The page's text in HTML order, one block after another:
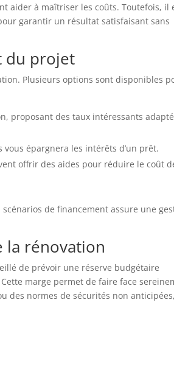
aider à maîtriser les coûts. Toutefois, il
garantir un résultat satisfaisant sans
du projet
Plusieurs options sont disponibles
proposant des taux intéressants
épargnera les intérêts d’un prêt.
offrir des aides pour réduire le coût
de financement assure une
la rénovation
de prévoir une réserve budgétaire
marge permet de faire face
des normes de sécurités non anticipées,